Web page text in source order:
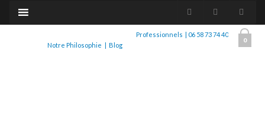
0
Notre Philosophie | Blog
Professionnels | 06 58 73 74 40